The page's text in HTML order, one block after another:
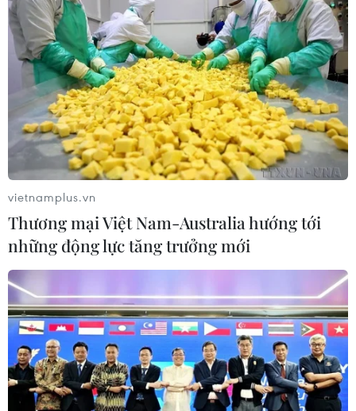
vietnamplus.vn
Thương mại Việt Nam-Australia hướng tới
những động lực tăng trưởng mới